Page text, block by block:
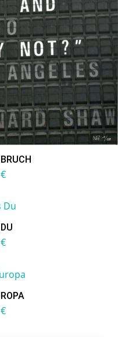
€
€
€